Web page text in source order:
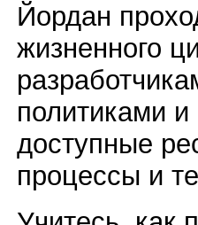
Йордан
жизненного
политиками и
доступные
процессы и